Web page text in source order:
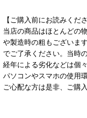
【ご購入前にお読みくださ
当店の商品はほとんどの
や製造時の粗もございま
でご了承ください。当時
経年による劣化などは個
パソコンやスマホの使用
ご心配な方は是非、ご購